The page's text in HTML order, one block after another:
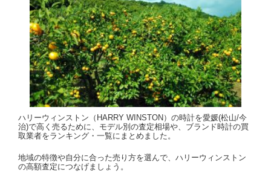
ハリーウィンストン（HARRY WINSTON）の時計を愛媛(松山/今
治)で高く売るために、モデル別の査定相場や、ブランド時計の買
取業者をランキング・一覧にまとめました。
地域の特徴や自分に合った売り方を選んで、ハリーウィンストン
の高額査定につなげましょう。